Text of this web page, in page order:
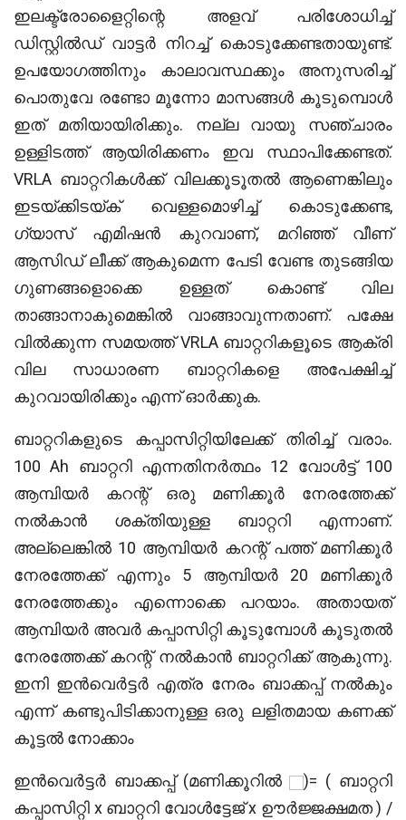
ഇലക്ട്രോളൈറ്റിന്റെ അളവ് പരിശോധിച്ച്
ഡിസ്റ്റിൽഡ് വാട്ടർ നിറച്ച് കൊടുക്കേണ്ടതായുണ്ട്.
ഉപയോഗത്തിനും കാലാവസ്ഥക്കും അനുസരിച്ച്
പൊതുവേ രണ്ടോ മൂന്നോ മാസങ്ങൾ കൂടുമ്പൊൾ
ഇത് മതിയായിരിക്കും. നല്ല വായു സഞ്ചാരം
ഉള്ളിടത്ത് ആയിരിക്കണം ഇവ സ്ഥാപിക്കേണ്ടത്.
VRLA ബാറ്ററികൾക്ക് വിലക്കൂടൂതൽ ആണെങ്കിലും
ഇടയ്ക്കിടയ്ക് വെള്ളമൊഴിച്ച് കൊടുക്കേണ്ട,
ഗ്യാസ് എമിഷൻ കുറവാണ്, മറിഞ്ഞ് വീണ്
ആസിഡ് ലീക്ക് ആകുമെന്ന പേടി വേണ്ട തുടങ്ങിയ
ഗുണങ്ങളൊക്കെ ഉള്ളത് കൊണ്ട് വില
താങ്ങാനാകുമെങ്കിൽ വാങ്ങാവുന്നതാണ്. പക്ഷേ
വിൽക്കുന്ന സമയത്ത് VRLA ബാറ്ററികളൂടെ ആക്രി
വില സാധാരണ ബാറ്ററികളെ അപേക്ഷിച്ച്
കുറവായിരിക്കും എന്ന് ഓർക്കുക.
ബാറ്ററികളുടെ കപ്പാസിറ്റിയിലേക്ക് തിരിച്ച് വരാം.
100 Ah ബാറ്ററി എന്നതിനർത്ഥം 12 വോൾട്ട് 100
ആമ്പിയർ കറന്റ് ഒരു മണിക്കൂർ നേരത്തേക്ക്
നൽകാൻ ശക്തിയുള്ള ബാറ്ററി എന്നാണ്.
അല്ലെങ്കിൽ 10 ആമ്പിയർ കറന്റ് പത്ത് മണിക്കൂർ
നേരത്തേക്ക് എന്നും 5 ആമ്പിയർ 20 മണിക്കൂർ
നേരത്തേക്കും എന്നൊക്കെ പറയാം. അതായത്
ആമ്പിയർ അവർ കപ്പാസിറ്റി കൂടുമ്പോൾ കൂടുതൽ
നേരത്തേക്ക് കറന്റ് നൽകാൻ ബാറ്ററിക്ക് ആകുന്നു.
ഇനി ഇൻവെർട്ടർ എത്ര നേരം ബാക്കപ്പ് നൽകും
എന്ന് കണ്ടുപിടിക്കാനുള്ള ഒരു ലളിതമായ കണക്ക്
കൂട്ടൽ നോക്കാം
ഇൻവെർട്ടർ ബാക്കപ്പ് (മണിക്കൂറിൽ )= ( ബാറ്ററി
കപ്പാസിറ്റി x ബാറ്ററി വോൾട്ടേജ് x ഊർജ്ജക്ഷമത ) /